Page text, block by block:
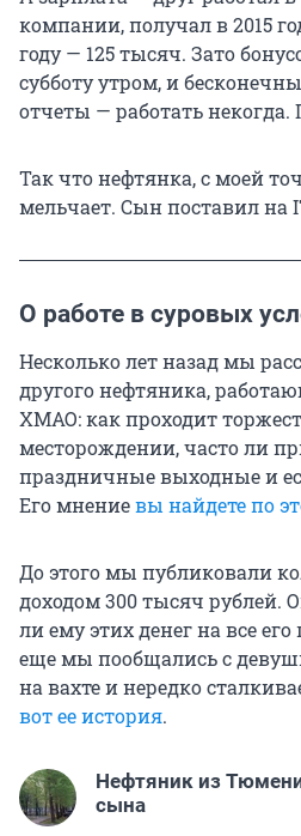
компании, получал в 2015
году — 125 тысяч. Зато
субботу утром, и
отчеты — работать
Так что нефтянка, с моей
мельчает. Сын поставил на
О работе в суровых
Несколько лет назад мы
другого нефтяника,
ХМАО: как проходит
месторождении, часто ли
праздничные выходные и
Его мнениевы найдете по
До этого мы публиковали
доходом 300 тысяч рублей.
ли ему этих денег на все
еще мы пообщались с
на вахте и нередко
вот ее история.
Нефтяник из
сына